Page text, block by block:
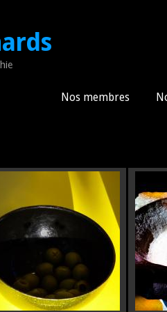
Nos membres